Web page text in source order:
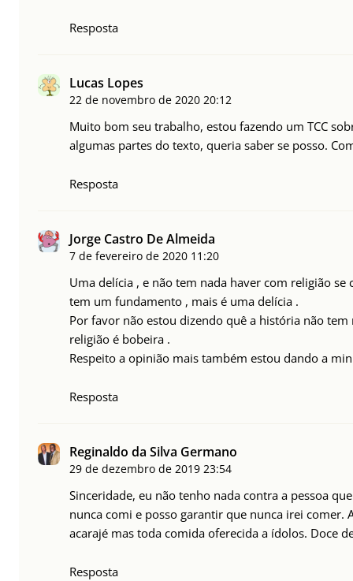
Resposta
Lucas Lopes
22 de novembro de 2020 20:12
Muito bom seu trabalho, estou fazendo um TCC
algumas partes do texto, queria saber se posso.
Resposta
Jorge Castro De Almeida
7 de fevereiro de 2020 11:20
Uma delícia , e não tem nada haver com religião
tem um fundamento , mais é uma delícia .
Por favor não estou dizendo quê a história não
religião é bobeira .
Respeito a opinião mais também estou dando a
Resposta
Reginaldo da Silva Germano
29 de dezembro de 2019 23:54
Sinceridade, eu não tenho nada contra a pessoa
nunca comi e posso garantir que nunca irei comer.
acarajé mas toda comida oferecida a ídolos. Doce
Resposta